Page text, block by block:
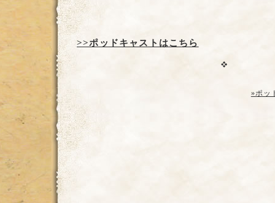
>>ポッドキャストはこちら
»ポッ